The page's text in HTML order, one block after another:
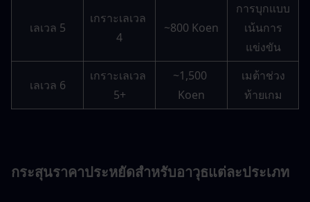
เลเวล 5
เกราะเลเวล
4
~800 Koen
การบุกแบบ
เน้นการ
แข่งขัน
เลเวล 6
เกราะเลเวล
5+
~1,500
Koen
เมต้าช่วง
ท้ายเกม
กระสุนราคาประหยัดสำหรับอาวุธแต่ละประเภท